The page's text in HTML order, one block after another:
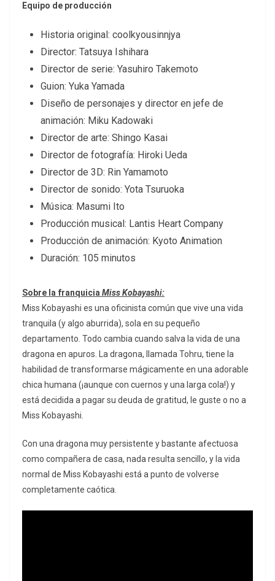
Equipo de producción
Historia original: coolkyousinnjya
Director: Tatsuya Ishihara
Director de serie: Yasuhiro Takemoto
Guion: Yuka Yamada
Diseño de personajes y director en jefe de
animación: Miku Kadowaki
Director de arte: Shingo Kasai
Director de fotografía: Hiroki Ueda
Director de 3D: Rin Yamamoto
Director de sonido: Yota Tsuruoka
Música: Masumi Ito
Producción musical: Lantis Heart Company
Producción de animación: Kyoto Animation
Duración: 105 minutos
Sobre la franquicia Miss Kobayashi:
Miss Kobayashi es una oficinista común que vive una vida
tranquila (y algo aburrida), sola en su pequeño
departamento. Todo cambia cuando salva la vida de una
dragona en apuros. La dragona, llamada Tohru, tiene la
habilidad de transformarse mágicamente en una adorable
chica humana (¡aunque con cuernos y una larga cola!) y
está decidida a pagar su deuda de gratitud, le guste o no a
Miss Kobayashi.
Con una dragona muy persistente y bastante afectuosa
como compañera de casa, nada resulta sencillo, y la vida
normal de Miss Kobayashi está a punto de volverse
completamente caótica.